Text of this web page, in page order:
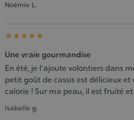
Noémie L.
    
Une vraie gourmandise
En été, je l'ajoute volontiers dans
petit goût de cassis est délicieux
calorie ! Sur ma peau, il est fruité
Isabelle g.